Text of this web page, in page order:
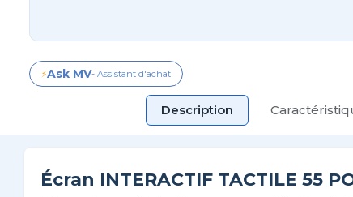
⚡Ask MV- Assistant d'achat
Description
Écran INTERACTIF TACTILE 55